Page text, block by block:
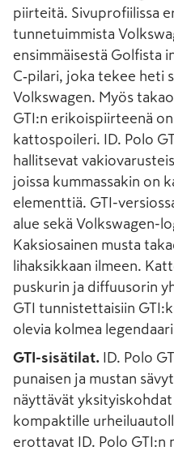
piirteitä. Sivuprofiilissa
tunnetuimmista
ensimmäisestä Golfista
C‑pilari, joka tekee heti
Volkswagen. Myös
GTI:n erikoispiirteenä
kattospoileri. ID. Polo
hallitsevat
joissa kummassakin on
elementtiä. GTI-
alue sekä Volkswagen-
Kaksiosainen musta
lihaksikkaan ilmeen.
puskurin ja diffuusorin
GTI tunnistettaisiin
olevia kolmea
GTI-sisätilat.
ID. Polo
punaisen ja mustan
näyttävät yksityiskohdat
kompaktille
erottavat ID. Polo GTI:n